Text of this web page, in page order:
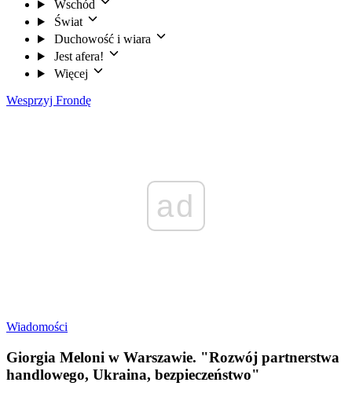
Wschód
Świat
Duchowość i wiara
Jest afera!
Więcej
Wesprzyj Frondę
ad
Wiadomości
Giorgia Meloni w Warszawie. "Rozwój partnerstwa
handlowego, Ukraina, bezpieczeństwo"